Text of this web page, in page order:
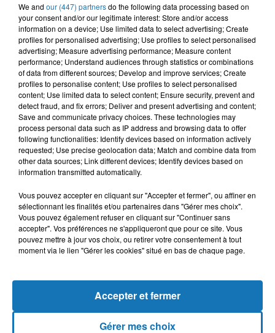
1er mai 2020
L'APPAUVRISSEMENT DE LA COUCHE D'OZONE DANS L'ARCTIQUE A
ATTEINT UN...
L'appauvrissement de la couche d'ozone, le bouclier qui
protège la vie sur Terre des niveaux nocifs de rayonnement
ultraviolet, a atteint un niveau sans...
1er mai 2020
EXCLUSIF LE NOUVEAU CLIP DE GHOULA RÉALISÉ PAR BERT
JULIAAN
L'artiste Tunisien GHOULA donne tout son sens à la richesse
We and our (447) partnersdo the following data processing based on
your consent and/or our legitimate interest: Store and/or access
information on a device; Use limited data to select advertising; Create
profiles for personalised advertising; Use profiles to select personalised
advertising; Measure advertising performance; Measure content
performance; Understand audiences through statistics or combinations
of data from different sources; Develop and improve services; Create
profiles to personalise content; Use profiles to select personalised
content; Use limited data to select content; Ensure security, prevent and
detect fraud, and fix errors; Deliver and present advertising and content;
Save and communicate privacy choices. These technologies may
process personal data such as IP address and browsing data to offer
following functionalities: Identify devices based on information actively
requested; Use precise geolocation data; Match and combine data from
other data sources; Link different devices; Identify devices based on
information transmitted automatically.
Vous pouvez accepter en cliquant sur "Accepter et fermer", ou affiner en
sélectionnant les finalités et/ou partenaires dans "Gérer mes choix".
Vous pouvez également refuser en cliquant sur "Continuer sans
accepter". Vos préférences ne s'appliqueront que pour ce site. Vous
pouvez mettre à jour vos choix, ou retirer votre consentement à tout
moment via le lien "Gérer les cookies" situé en bas de chaque page.
Gérer mes choix
Accepter et fermer